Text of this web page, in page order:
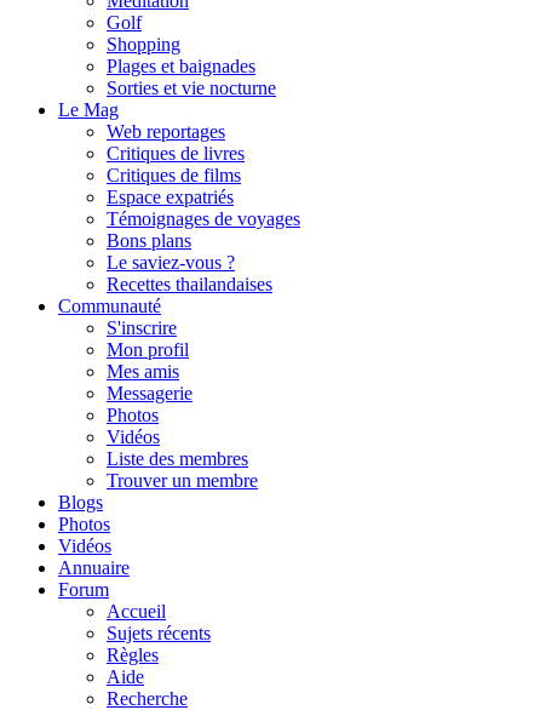
Golf
Shopping
Plages et baignades
Sorties et vie nocturne
Le Mag
Web reportages
Critiques de livres
Critiques de films
Espace expatriés
Témoignages de voyages
Bons plans
Le saviez-vous ?
Recettes thailandaises
Communauté
S'inscrire
Mon profil
Mes amis
Messagerie
Photos
Vidéos
Liste des membres
Trouver un membre
Blogs
Photos
Vidéos
Annuaire
Forum
Accueil
Sujets récents
Règles
Aide
Recherche